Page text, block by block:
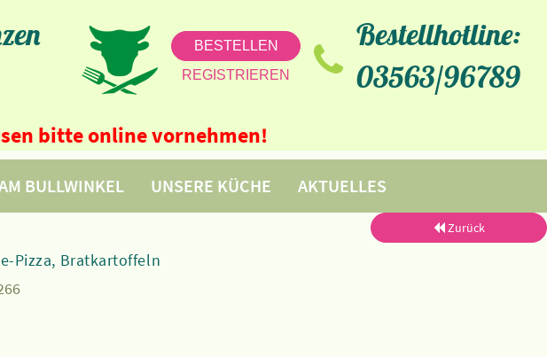
BESTELLEN
REGISTRIEREN
Bestellhotline:
03563/96789
bitte online vornehmen!
BULLWINKEL UNSERE KÜCHE AKTUELLES
Zurück
Pizza, Bratkartoffeln